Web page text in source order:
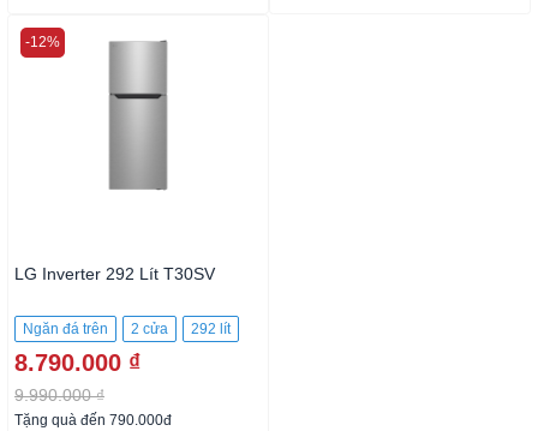
LG Inverter 292 Lít T30SV
Ngăn đá trên 2 cửa 292 lít
8.790.000 ₫
9.990.000 ₫
-12%
Tặng quà đến 790.000đ